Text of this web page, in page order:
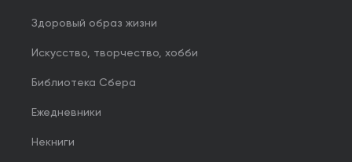
Здоровый образ жизни
Искусство, творчество, хобби
Библиотека Сбера
Ежедневники
Некниги